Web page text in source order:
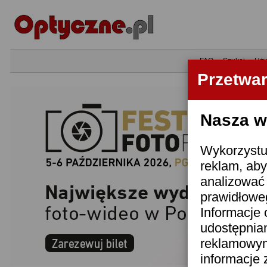
Nasza
reklam,
Informacje
informacje
•FAQ•Szukaj•